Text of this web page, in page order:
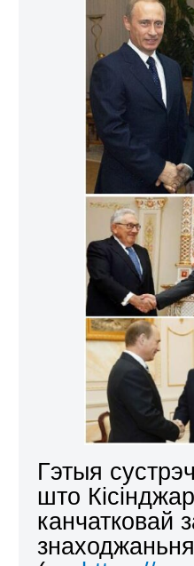
Гэтыя
што
канчатковай